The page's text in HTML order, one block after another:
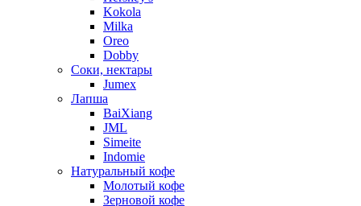
Kokola
Milka
Oreo
Dobby
Соки, нектары
Jumex
Лапша
BaiXiang
JML
Simeite
Indomie
Натуральный кофе
Молотый кофе
Зерновой кофе